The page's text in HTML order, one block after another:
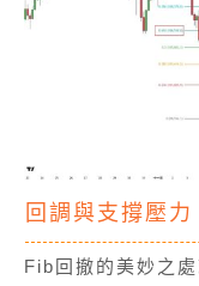
回調與支撐壓力
Fib回撤的美妙之